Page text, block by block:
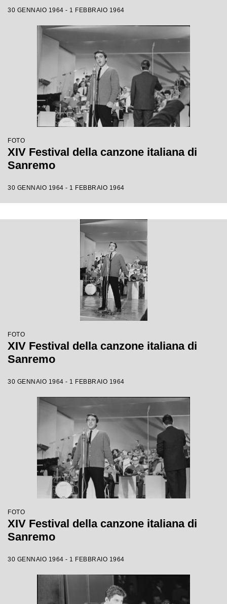
30 GENNAIO 1964 - 1 FEBBRAIO 1964
FOTO
XIV Festival della canzone italiana di
Sanremo
30 GENNAIO 1964 - 1 FEBBRAIO 1964
FOTO
XIV Festival della canzone italiana di
Sanremo
30 GENNAIO 1964 - 1 FEBBRAIO 1964
FOTO
XIV Festival della canzone italiana di
Sanremo
30 GENNAIO 1964 - 1 FEBBRAIO 1964